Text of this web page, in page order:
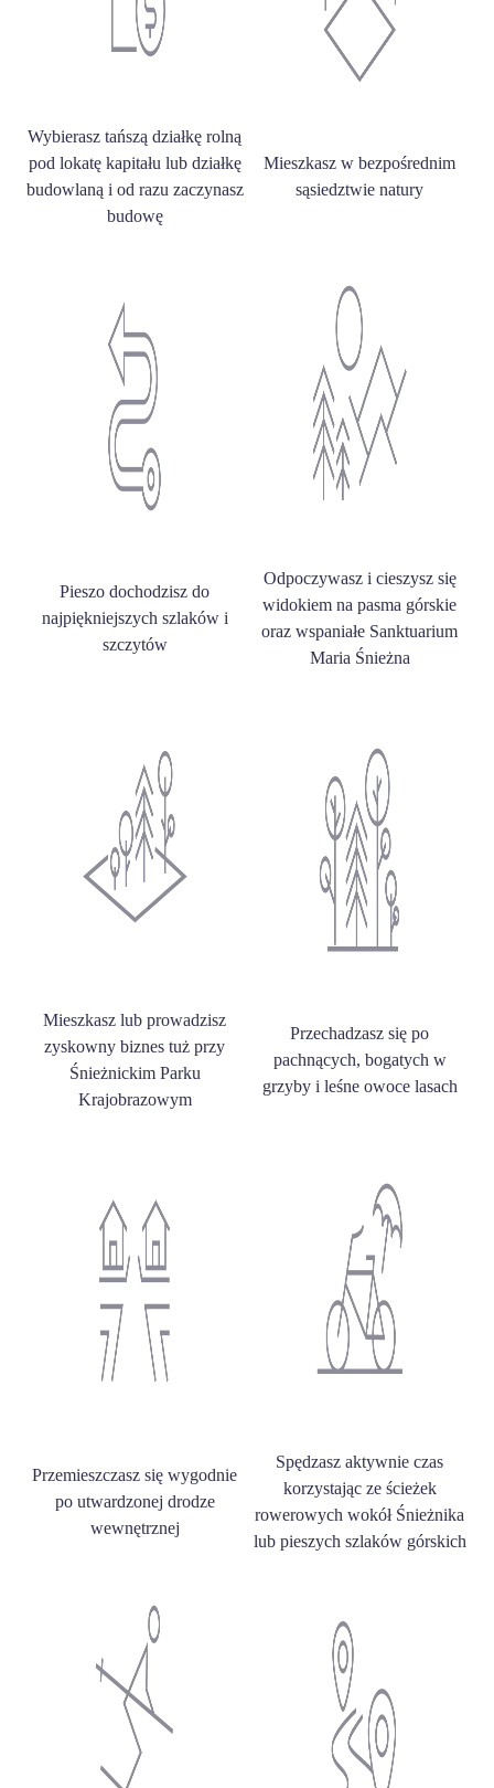
Wybierasz tańszą działkę rolną
pod lokatę kapitału lub działkę
budowlaną i od razu zaczynasz
budowę
Mieszkasz w bezpośrednim
sąsiedztwie natury
Pieszo dochodzisz do
najpiękniejszych szlaków i
szczytów
Odpoczywasz i cieszysz się
widokiem na pasma górskie
oraz wspaniałe Sanktuarium
Maria Śnieżna
Mieszkasz lub prowadzisz
zyskowny biznes tuż przy
Śnieżnickim Parku
Krajobrazowym
Przechadzasz się po
pachnących, bogatych w
grzyby i leśne owoce lasach
Przemieszczasz się wygodnie
po utwardzonej drodze
wewnętrznej
Spędzasz aktywnie czas
korzystając ze ścieżek
rowerowych wokół Śnieżnika
lub pieszych szlaków górskich